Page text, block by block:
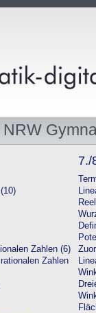
Zahlen (6)
Zahlen
7./